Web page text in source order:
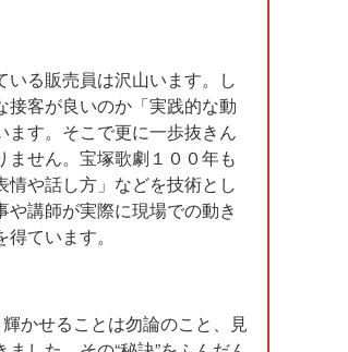
る販売員は沢山います。し
客が良いのか「実践的な動
す。そこで更に一歩抜きん
せん。宝塚歌劇１００年も
や話し方」などを技術とし
講師が実際に現場での動き
ています。
かせることは勿論のこと、見